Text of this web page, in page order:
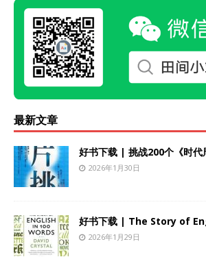
最新文章
好书下载 | 挑战200个《时代
2026年1月30日
好书下载 | The Story of
2026年1月29日